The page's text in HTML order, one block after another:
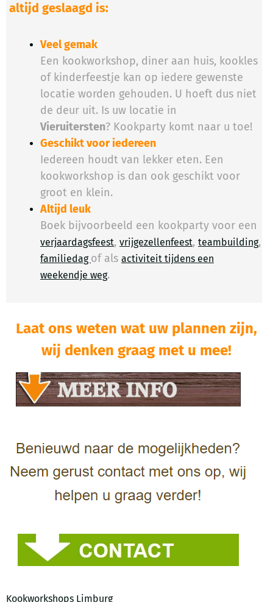
altijd geslaagd is:
Veel gemak
Een kookworkshop, diner aan huis, kookles
of kinderfeestje kan op iedere gewenste
locatie worden gehouden. U hoeft dus niet
de deur uit. Is uw locatie in
Vieruitersten? Kookparty komt naar u toe!
Geschikt voor iedereen
Iedereen houdt van lekker eten. Een
kookworkshop is dan ook geschikt voor
groot en klein.
Altijd leuk
Boek bijvoorbeeld een kookparty voor een
verjaardagsfeest, vrijgezellenfeest, teambuilding,
familiedag of als activiteit tijdens een
weekendje weg.
Laat ons weten wat uw plannen zijn,
wij denken graag met u mee!​
Kookworkshops Limburg